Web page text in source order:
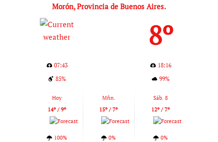
Morón, Provincia de Buenos Aires.
8º
07:43
18:16
85%
99%
Hoy
14º / 9º
100%
Mñn.
15º / 7º
0%
Sáb. 8
12º / 7º
0%